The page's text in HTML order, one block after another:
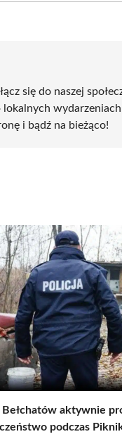
się do naszej
lokalnych
i bądź na bieżąco!
Bełchatów aktywnie
podczas